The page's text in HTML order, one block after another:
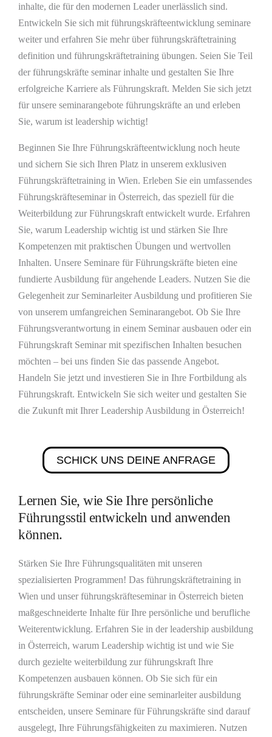
inhalte, die für den modernen Leader unerlässlich sind.
Entwickeln Sie sich mit führungskräfteentwicklung seminare
weiter und erfahren Sie mehr über führungskräftetraining
definition und führungskräftetraining übungen. Seien Sie Teil
der führungskräfte seminar inhalte und gestalten Sie Ihre
erfolgreiche Karriere als Führungskraft. Melden Sie sich jetzt
für unsere seminarangebote führungskräfte an und erleben
Sie, warum ist leadership wichtig!
Beginnen Sie Ihre Führungskräfteentwicklung noch heute
und sichern Sie sich Ihren Platz in unserem exklusiven
Führungskräftetraining in Wien. Erleben Sie ein umfassendes
Führungskräfteseminar in Österreich, das speziell für die
Weiterbildung zur Führungskraft entwickelt wurde. Erfahren
Sie, warum Leadership wichtig ist und stärken Sie Ihre
Kompetenzen mit praktischen Übungen und wertvollen
Inhalten. Unsere Seminare für Führungskräfte bieten eine
fundierte Ausbildung für angehende Leaders. Nutzen Sie die
Gelegenheit zur Seminarleiter Ausbildung und profitieren Sie
von unserem umfangreichen Seminarangebot. Ob Sie Ihre
Führungsverantwortung in einem Seminar ausbauen oder ein
Führungskraft Seminar mit spezifischen Inhalten besuchen
möchten – bei uns finden Sie das passende Angebot.
Handeln Sie jetzt und investieren Sie in Ihre Fortbildung als
Führungskraft. Entwickeln Sie sich weiter und gestalten Sie
die Zukunft mit Ihrer Leadership Ausbildung in Österreich!
SCHICK UNS DEINE ANFRAGE
Lernen Sie, wie Sie Ihre persönliche
Führungsstil entwickeln und anwenden
können.
Stärken Sie Ihre Führungsqualitäten mit unseren
spezialisierten Programmen! Das führungskräftetraining in
Wien und unser führungskräfteseminar in Österreich bieten
maßgeschneiderte Inhalte für Ihre persönliche und berufliche
Weiterentwicklung. Erfahren Sie in der leadership ausbildung
in Österreich, warum Leadership wichtig ist und wie Sie
durch gezielte weiterbildung zur führungskraft Ihre
Kompetenzen ausbauen können. Ob Sie sich für ein
führungskräfte Seminar oder eine seminarleiter ausbildung
entscheiden, unsere Seminare für Führungskräfte sind darauf
ausgelegt, Ihre Führungsfähigkeiten zu maximieren. Nutzen